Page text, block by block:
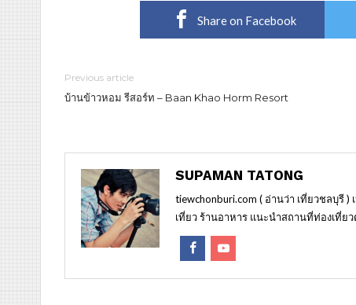
Share on Facebook
Previous article
บ้านข้าวหอม รีสอร์ท – Baan Khao Horm Resort
SUPAMAN TATONG
tiewchonburi.com ( อ่านว่า เที่ยวชลบุรี
เที่ยว ร้านอาหาร แนะนำสถานที่ท่องเที่ย